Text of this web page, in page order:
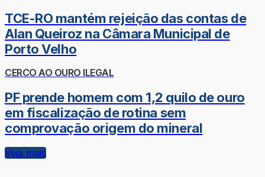
TCE-RO mantém rejeição das contas de
Alan Queiroz na Câmara Municipal de
Porto Velho
CERCO AO OURO ILEGAL
PF prende homem com 1,2 quilo de ouro
em fiscalização de rotina sem
comprovação origem do mineral
Veja mais